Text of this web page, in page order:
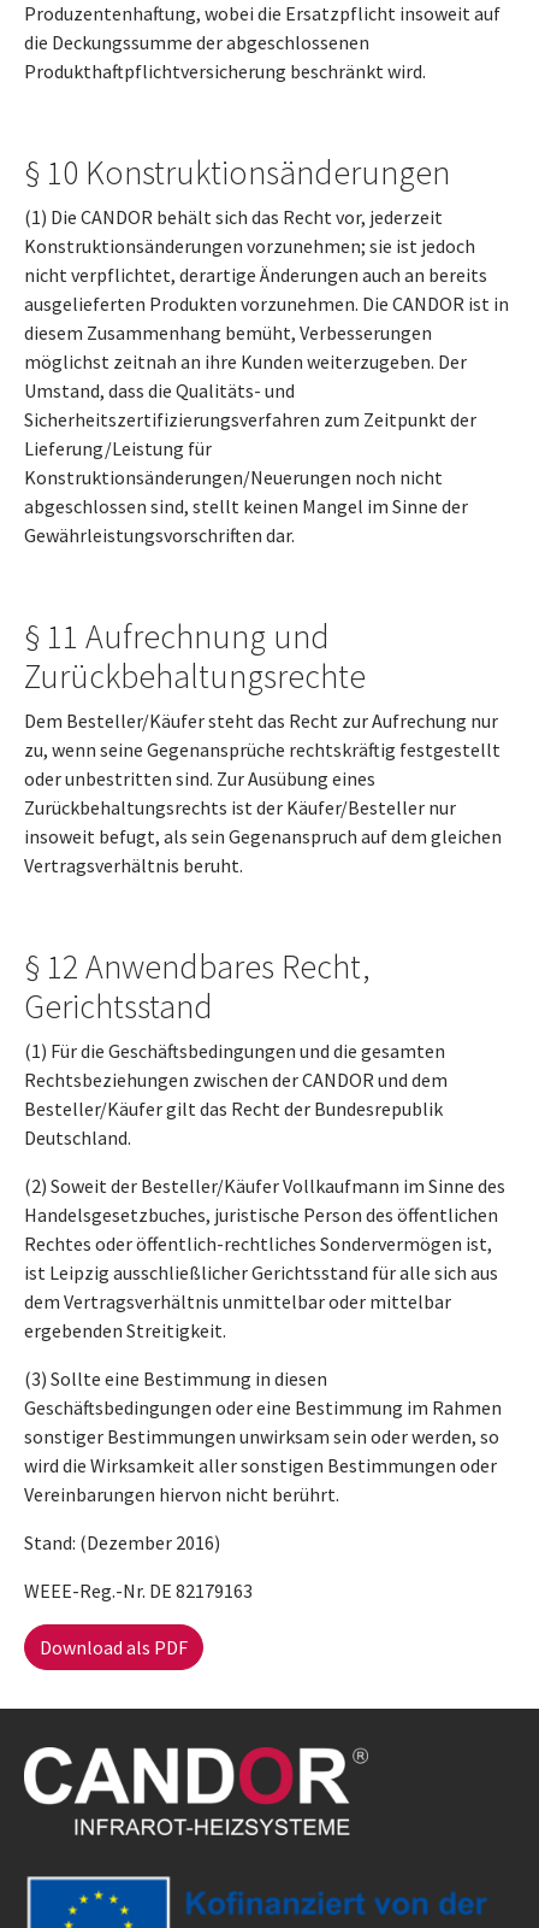
Produzentenhaftung, wobei die Ersatzpflicht insoweit auf
die Deckungssumme der abgeschlossenen
Produkthaftpflichtversicherung beschränkt wird.
§ 10 Konstruktionsänderungen
(1) Die CANDOR behält sich das Recht vor, jederzeit
Konstruktionsänderungen vorzunehmen; sie ist jedoch
nicht verpflichtet, derartige Änderungen auch an bereits
ausgelieferten Produkten vorzunehmen. Die CANDOR ist in
diesem Zusammenhang bemüht, Verbesserungen
möglichst zeitnah an ihre Kunden weiterzugeben. Der
Umstand, dass die Qualitäts- und
Sicherheitszertifizierungsverfahren zum Zeitpunkt der
Lieferung/Leistung für
Konstruktionsänderungen/Neuerungen noch nicht
abgeschlossen sind, stellt keinen Mangel im Sinne der
Gewährleistungsvorschriften dar.
§ 11 Aufrechnung und
Zurückbehaltungsrechte
Dem Besteller/Käufer steht das Recht zur Aufrechung nur
zu, wenn seine Gegenansprüche rechtskräftig festgestellt
oder unbestritten sind. Zur Ausübung eines
Zurückbehaltungsrechts ist der Käufer/Besteller nur
insoweit befugt, als sein Gegenanspruch auf dem gleichen
Vertragsverhältnis beruht.
§ 12 Anwendbares Recht,
Gerichtsstand
(1) Für die Geschäftsbedingungen und die gesamten
Rechtsbeziehungen zwischen der CANDOR und dem
Besteller/Käufer gilt das Recht der Bundesrepublik
Deutschland.
(2) Soweit der Besteller/Käufer Vollkaufmann im Sinne des
Handelsgesetzbuches, juristische Person des öffentlichen
Rechtes oder öffentlich-rechtliches Sondervermögen ist,
ist Leipzig ausschließlicher Gerichtsstand für alle sich aus
dem Vertragsverhältnis unmittelbar oder mittelbar
ergebenden Streitigkeit.
(3) Sollte eine Bestimmung in diesen
Geschäftsbedingungen oder eine Bestimmung im Rahmen
sonstiger Bestimmungen unwirksam sein oder werden, so
wird die Wirksamkeit aller sonstigen Bestimmungen oder
Vereinbarungen hiervon nicht berührt.
Stand: (Dezember 2016)
WEEE-Reg.-Nr. DE 82179163
Download als PDF